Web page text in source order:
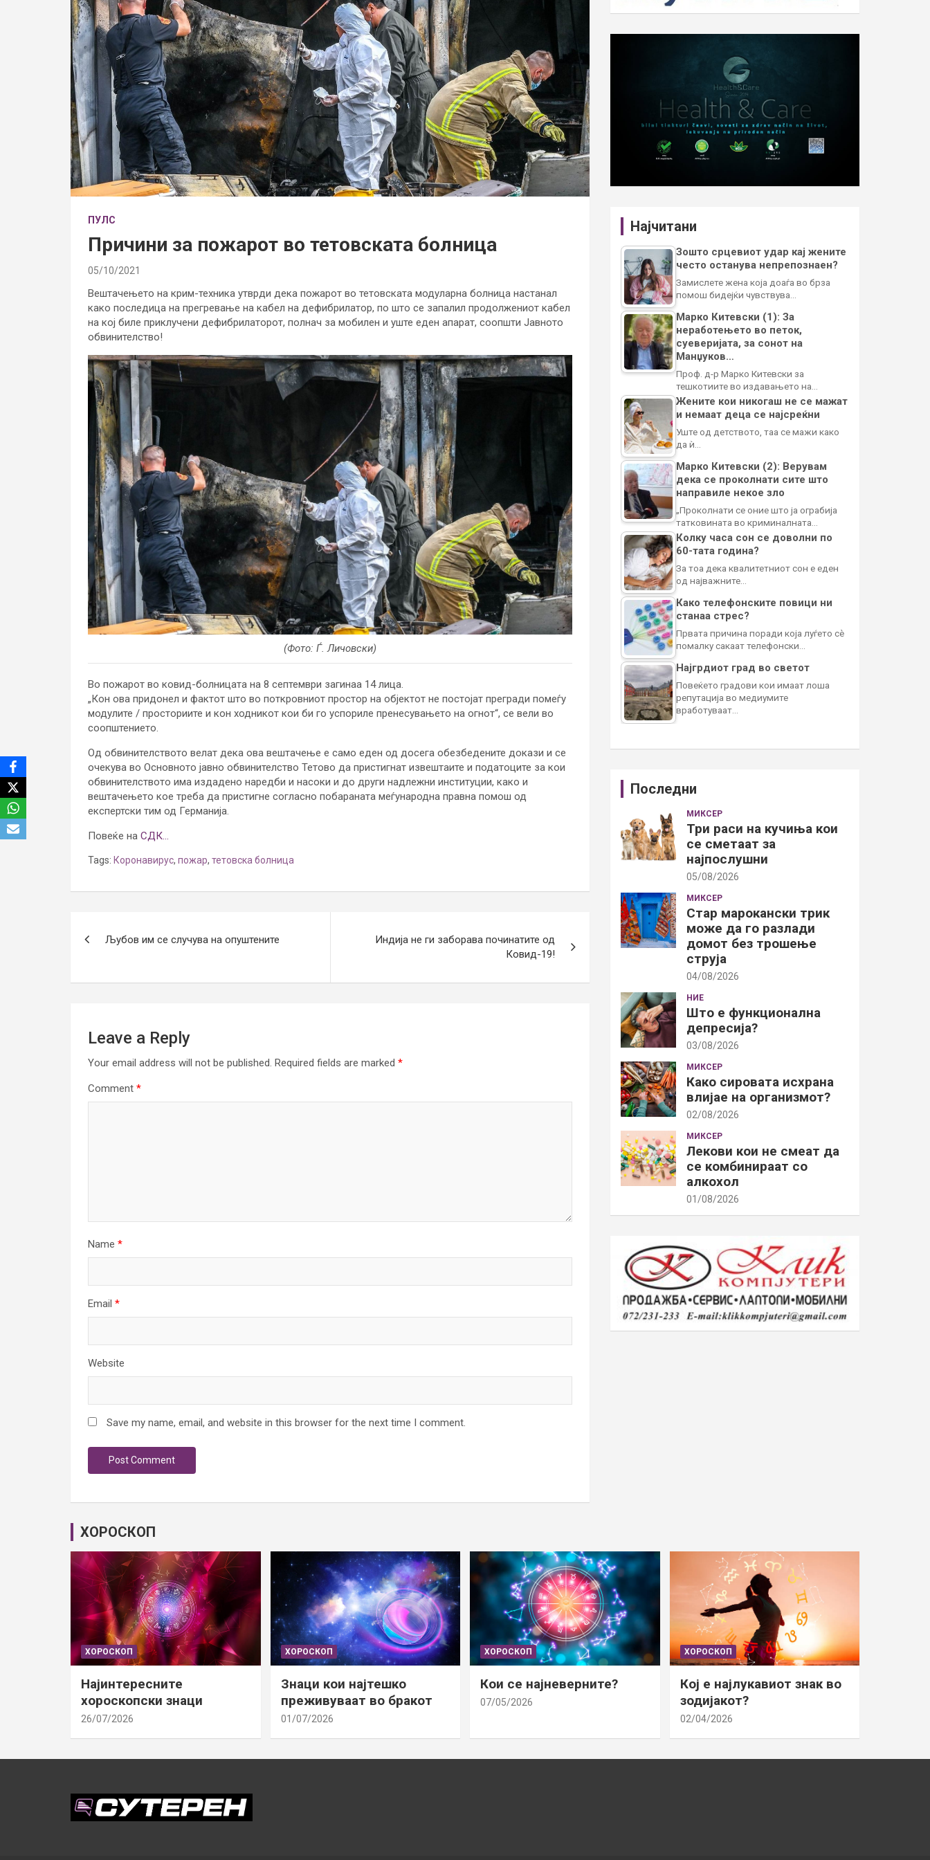
ПУЛС
Причини за пожарот во тетовската болница
05/10/2021
Вештачењето на крим-техника утврди дека пожарот во тетовската модуларна болница настанал
како последица на прегревање на кабел на дефибрилатор, по што се запалил продолжениот кабел
на кој биле приклучени дефибрилаторот, полнач за мобилен и уште еден апарат, соопшти Јавното
обвинителство!
(Фото: Ѓ. Личовски)
Во пожарот во ковид-болницата на 8 септември загинаа 14 лица.
„Кон ова придонел и фактот што во поткровниот простор на објектот не постојат прегради помеѓу
модулите / просториите и кон ходникот кои би го успориле пренесувањето на огнот“, се вели во
соопштението.
Од обвинителството велат дека ова вештачење е само еден од досега обезбедените докази и се
очекува во Основното јавно обвинителство Тетово да пристигнат извештаите и податоците за кои
обвинителството има издадено наредби и насоки и до други надлежни институции, како и
вештачењето кое треба да пристигне согласно побараната меѓународна правна помош од
експертски тим од Германија.
Повеќе на СДК…
Tags: Коронавирус, пожар, тетовска болница
navigation
Љубов им се случува на опуштените
Индија не ги заборава починатите од
Ковид-19!
Leave a Reply
Your email address will not be published. Required fields are marked *
Comment *
Name *
Email *
Website
Save my name, email, and website in this browser for the next time I comment.
Најчитани
Зошто срцевиот удар кај жените
често останува непрепознаен?
Замислете жена која доаѓа во брза
помош бидејќи чувствува…
Марко Китевски (1): За
неработењето во петок,
суеверијата, за сонот на
Манџуков…
Проф. д-р Марко Китевски за
тешкотиите во издавањето на…
Жените кои никогаш не се мажат
и немаат деца се најсреќни
Уште од детството, таа се мажи како
да ѝ…
Марко Китевски (2): Верувам
дека се проколнати сите што
направиле некое зло
„Проколнати се оние што ја ограбија
татковината во криминалната…
Колку часа сон се доволни по
60-тата година?
За тоа дека квалитетниот сон е еден
од најважните…
Како телефонските повици ни
станаа стрес?
Првата причина поради која луѓето сè
помалку сакаат телефонски…
Најгрдиот град во светот
Повеќето градови кои имаат лоша
репутација во медиумите
вработуваат…
Последни
МИКСЕР
Три раси на кучиња кои
се сметаат за
најпослушни
05/08/2026
МИКСЕР
Стар марокански трик
може да го разлади
домот без трошење
струја
04/08/2026
НИЕ
Што е функционална
депресија?
03/08/2026
МИКСЕР
Како сировата исхрана
влијае на организмот?
02/08/2026
МИКСЕР
Лекови кои не смеат да
се комбинираат со
алкохол
01/08/2026
ХОРОСКОП
ХОРОСКОП
Најинтересните
хороскопски знаци
26/07/2026
ХОРОСКОП
Знаци кои најтешко
преживуваат во бракот
01/07/2026
ХОРОСКОП
Кои се најневерните?
07/05/2026
ХОРОСКОП
Кој е најлукавиот знак во
зодијакот?
02/04/2026